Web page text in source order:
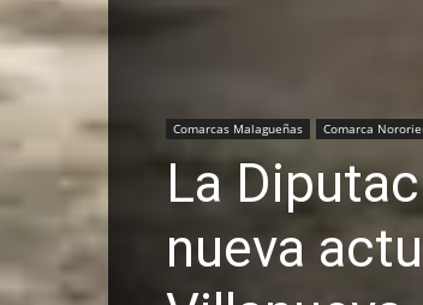
Comarcas Malagueñas Comarca
La
nueva